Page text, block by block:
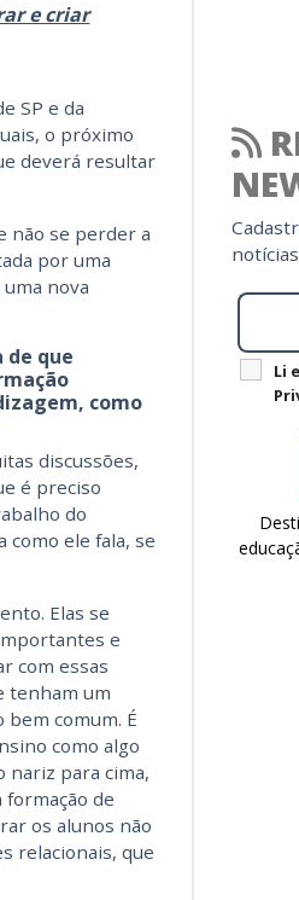
e criar
SP e da
o próximo
deverá resultar
não se perder a
por uma
nova
de que
como
discussões,
é preciso
do
como ele fala, se
Elas se
e
com essas
tenham um
bem comum. É
como algo
nariz para cima,
de
os alunos não
relacionais, que
Li